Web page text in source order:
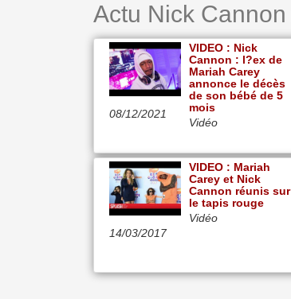
Actu Nick Cannon
08/12/2021
VIDEO : Nick
Cannon : l?ex de
Mariah Carey
annonce le décès
de son bébé de 5
mois
Vidéo
14/03/2017
VIDEO : Mariah
Carey et Nick
Cannon réunis sur
le tapis rouge
Vidéo